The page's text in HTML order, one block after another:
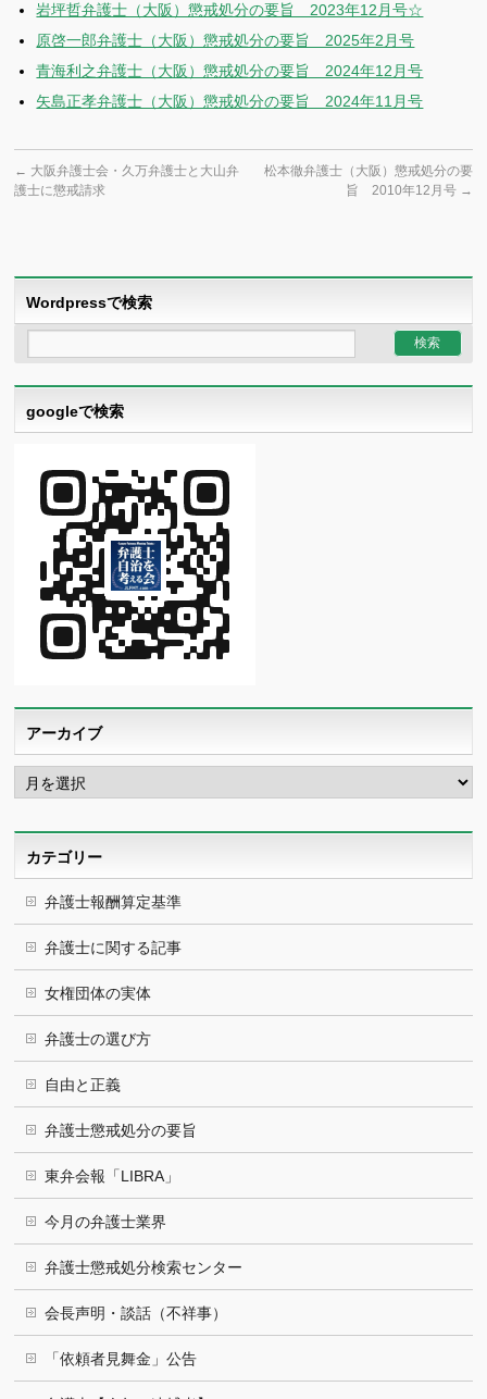
岩坪哲弁護士（大阪）懲戒処分の要旨 2023年12月号☆
原啓一郎弁護士（大阪）懲戒処分の要旨 2025年2月号
青海利之弁護士（大阪）懲戒処分の要旨 2024年12月号
矢島正孝弁護士（大阪）懲戒処分の要旨 2024年11月号
← 大阪弁護士会・久万弁護士と大山弁
護士に懲戒請求
松本徹弁護士（大阪）懲戒処分の要
旨 2010年12月号 →
Wordpressで検索
googleで検索
アーカイブ
ア
ー
カ
カテゴリー
弁護士報酬算定基準
弁護士に関する記事
女権団体の実体
弁護士の選び方
自由と正義
弁護士懲戒処分の要旨
東弁会報「LIBRA」
今月の弁護士業界
弁護士懲戒処分検索センター
会長声明・談話（不祥事）
「依頼者見舞金」公告